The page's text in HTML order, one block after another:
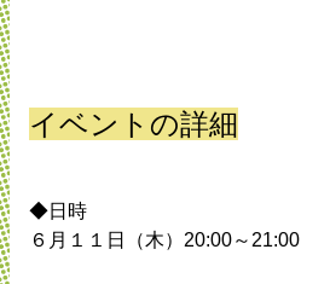
イベントの詳細
◆日時
６月１１日（木）20:00～21:00